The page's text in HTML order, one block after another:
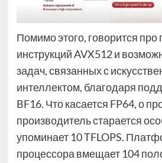
Помимо этого, говорится
инструкций AVX512 и
задач, связанных с
интеллектом, благодаря
BF16. Что касается FP64, о
производитель старается
упоминает 10 TFLOPS.
процессора вмещает 104